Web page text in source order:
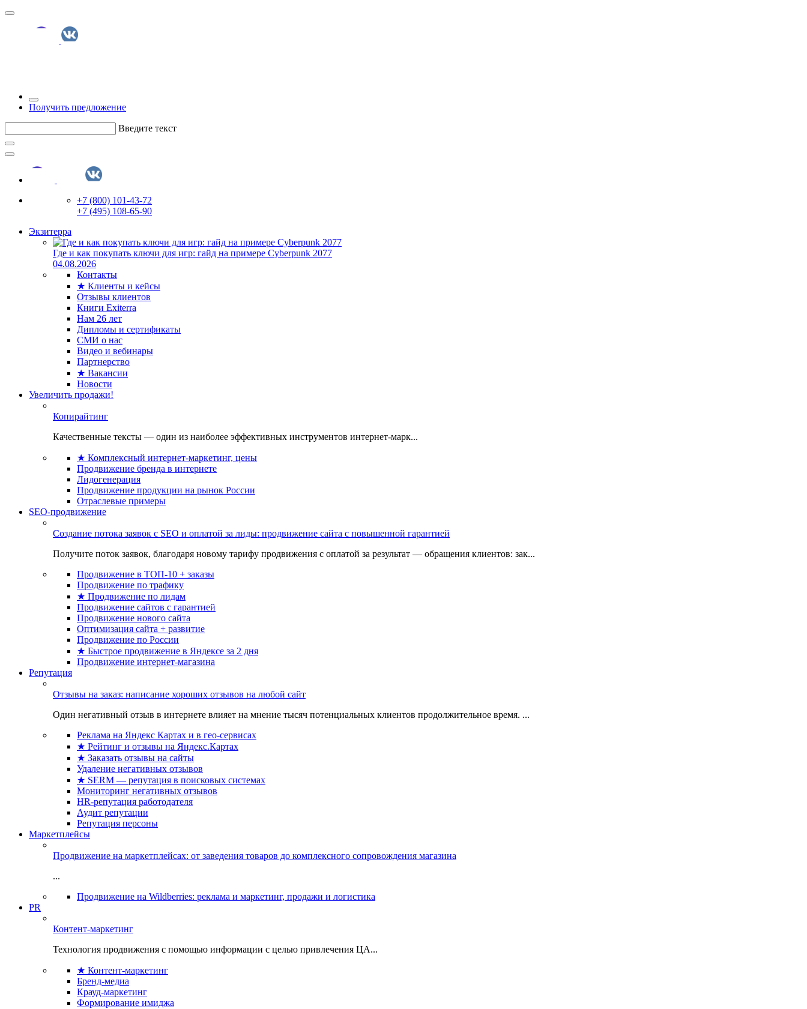
Получить предложение
Введите текст
+7 (800) 101-43-72
+7 (495) 108-65-90
Экзитерра
Где и как покупать ключи для игр: гайд на примере Cyberpunk 2077
04.08.2026
Контакты
★ Клиенты и кейсы
Отзывы клиентов
Книги Exiterra
Нам 26 лет
Дипломы и сертификаты
СМИ о нас
Видео и вебинары
Партнерство
★ Вакансии
Новости
Увеличить продажи!
Копирайтинг
Качественные тексты — один из наиболее эффективных инструментов интернет-марк...
★ Комплексный интернет-маркетинг, цены
Продвижение бренда в интернете
Лидогенерация
Продвижение продукции на рынок России
Отраслевые примеры
SEO-продвижение
Создание потока заявок с SEO и оплатой за лиды: продвижение сайта с повышенной гарантией
Получите поток заявок, благодаря новому тарифу продвижения с оплатой за результат — обращения клиентов: зак...
Продвижение в ТОП-10 + заказы
Продвижение по трафику
★ Продвижение по лидам
Продвижение сайтов с гарантией
Продвижение нового сайта
Оптимизация сайта + развитие
Продвижение по России
★ Быстрое продвижение в Яндексе за 2 дня
Продвижение интернет-магазина
Репутация
Отзывы на заказ: написание хороших отзывов на любой сайт
Один негативный отзыв в интернете влияет на мнение тысяч потенциальных клиентов продолжительное время. ...
Реклама на Яндекс Картах и в гео-сервисах
★ Рейтинг и отзывы на Яндекс.Картах
★ Заказать отзывы на сайты
Удаление негативных отзывов
★ SERM — репутация в поисковых системах
Мониторинг негативных отзывов
HR-репутация работодателя
Аудит репутации
Репутация персоны
Маркетплейсы
Продвижение на маркетплейсах: от заведения товаров до комплексного сопровождения магазина
...
Продвижение на Wildberries: реклама и маркетинг, продажи и логистика
PR
Контент-маркетинг
Технология продвижения с помощью информации с целью привлечения ЦА...
★ Контент-маркетинг
Бренд-медиа
Крауд-маркетинг
Формирование имиджа